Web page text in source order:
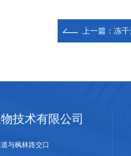
上一篇： 冻
技术有限公司
与枫林路交口